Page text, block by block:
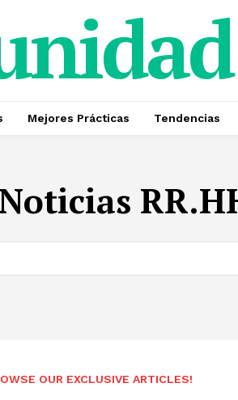
Mejores Prácticas Tendencias
OUR EXCLUSIVE ARTICLES!